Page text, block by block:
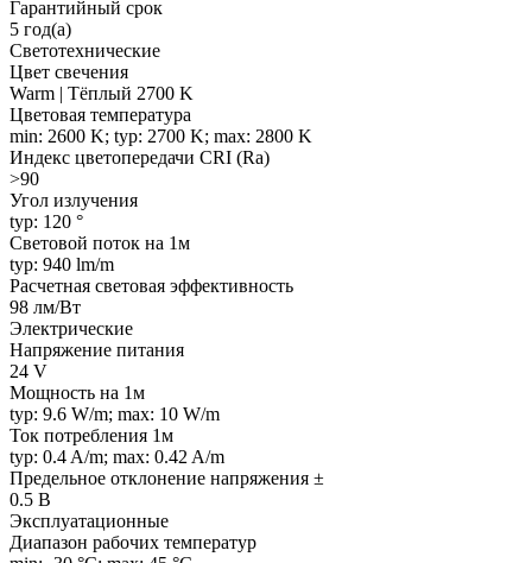
Гарантийный срок
5 год(а)
Светотехнические
Цвет свечения
Warm | Тёплый 2700 K
Цветовая температура
min: 2600 K; typ: 2700 K; max: 2800 K
Индекс цветопередачи CRI (Ra)
>90
Угол излучения
typ: 120 °
Световой поток на 1м
typ: 940 lm/m
Расчетная световая эффективность
98 лм/Вт
Электрические
Напряжение питания
24 V
Мощность на 1м
typ: 9.6 W/m; max: 10 W/m
Ток потребления 1м
typ: 0.4 A/m; max: 0.42 A/m
Предельное отклонение напряжения ±
0.5 В
Эксплуатационные
Диапазон рабочих температур